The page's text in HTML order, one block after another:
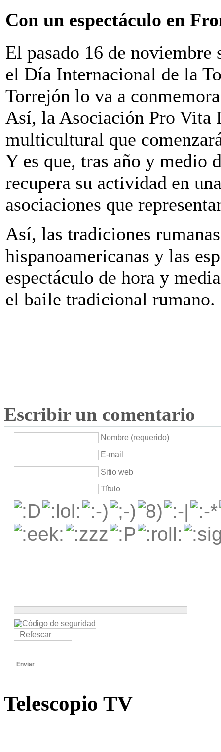
Con un espectáculo en
El pasado 16 de noviembre
el Día Internacional de la
Torrejón lo va a
Así, la Asociación Pro Vita
multicultural que
Y es que, tras año y medio
recupera su actividad en
asociaciones que
Así, las tradiciones
hispanoamericanas y las
espectáculo de hora y
el baile tradicional rumano.
Escribir un comentario
Nombre (requerido)
E-mail
Sitio web
Título
Refescar
Enviar
Telescopio TV